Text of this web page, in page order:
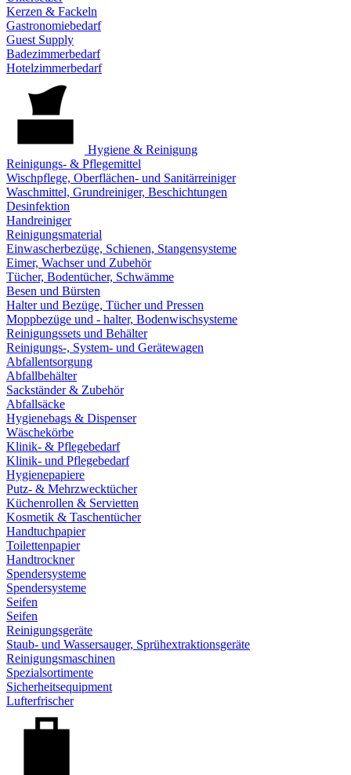
Kerzen & Fackeln
Gastronomiebedarf
Guest Supply
Badezimmerbedarf
Hotelzimmerbedarf
Hygiene & Reinigung
Reinigungs- & Pflegemittel
Wischpflege, Oberflächen- und Sanitärreiniger
Waschmittel, Grundreiniger, Beschichtungen
Desinfektion
Handreiniger
Reinigungsmaterial
Einwascherbezüge, Schienen, Stangensysteme
Eimer, Wachser und Zubehör
Tücher, Bodentücher, Schwämme
Besen und Bürsten
Halter und Bezüge, Tücher und Pressen
Moppbezüge und - halter, Bodenwischsysteme
Reinigungssets und Behälter
Reinigungs-, System- und Gerätewagen
Abfallentsorgung
Abfallbehälter
Sackständer & Zubehör
Abfallsäcke
Hygienebags & Dispenser
Wäschekörbe
Klinik- & Pflegebedarf
Klinik- und Pflegebedarf
Hygienepapiere
Putz- & Mehrzwecktücher
Küchenrollen & Servietten
Kosmetik & Taschentücher
Handtuchpapier
Toilettenpapier
Handtrockner
Spendersysteme
Spendersysteme
Seifen
Seifen
Reinigungsgeräte
Staub- und Wassersauger, Sprühextraktionsgeräte
Reinigungsmaschinen
Spezialsortimente
Sicherheitsequipment
Lufterfrischer